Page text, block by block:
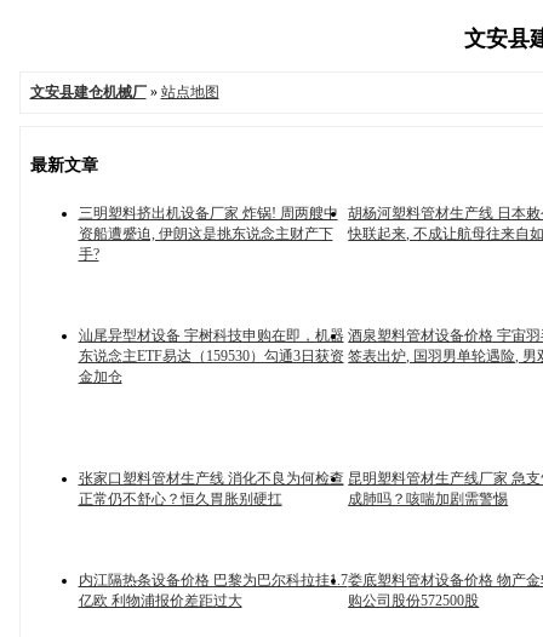
文安县
文安县建仓机械厂» 站点地图
最新文章
三明塑料挤出机设备厂家 炸锅! 周两艘中
资船遭蹙迫, 伊朗这是挑东说念主财产下
手?
胡杨河塑料管材生产线 日本
快联起来, 不成让航母往来自
汕尾异型材设备 宇树科技申购在即，机器
东说念主ETF易达（159530）勾通3日获资
金加仓
酒泉塑料管材设备价格 宇宙
签表出炉, 国羽男单轮遇险, 男
张家口塑料管材生产线 消化不良为何检查
正常仍不舒心？恒久胃胀别硬扛
昆明塑料管材生产线厂家 急
成肺吗？咳喘加剧需警惕
内江隔热条设备价格 巴黎为巴尔科拉挂1.7
亿欧 利物浦报价差距过大
娄底塑料管材设备价格 物产
购公司股份572500股